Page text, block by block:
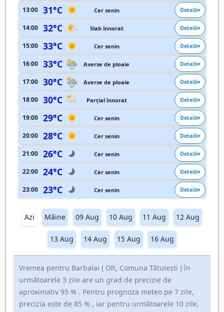
13:00 31°C Cer senin Detalii
14:00 32°C Slab înnorat Detalii
15:00 33°C Cer senin Detalii
16:00 33°C Averse de ploaie Detalii
17:00 30°C Averse de ploaie Detalii
18:00 30°C Parțial înnorat Detalii
19:00 29°C Cer senin Detalii
20:00 28°C Cer senin Detalii
21:00 26°C Cer senin Detalii
22:00 24°C Cer senin Detalii
23:00 23°C Cer senin Detalii
Azi Mâine 09 Aug 10 Aug 11 Aug 12 Aug
13 Aug 14 Aug 15 Aug 16 Aug
Vremea pentru Barbalai ( Olt, Comuna Tătuleşti ) în
următoarele 3 zile are un grad de precizie de
aproximativ 95 % . Pentru prognoza meteo pe 7 zile,
precizia este de 85 % , iar pentru următoarele 10 zile,